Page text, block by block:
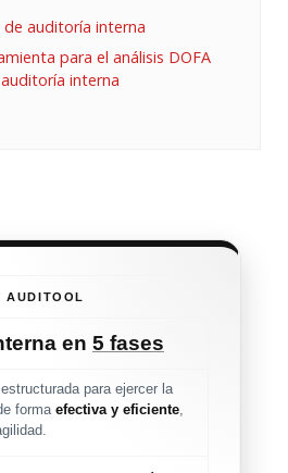
auditoría interna
para el análisis DOFA
interna
AUDITOOL
en 5 fases
para ejercer la
forma efectiva y eficiente